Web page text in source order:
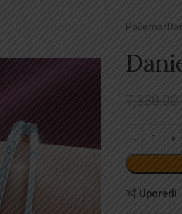
Početna
7,330.00
Uporedi